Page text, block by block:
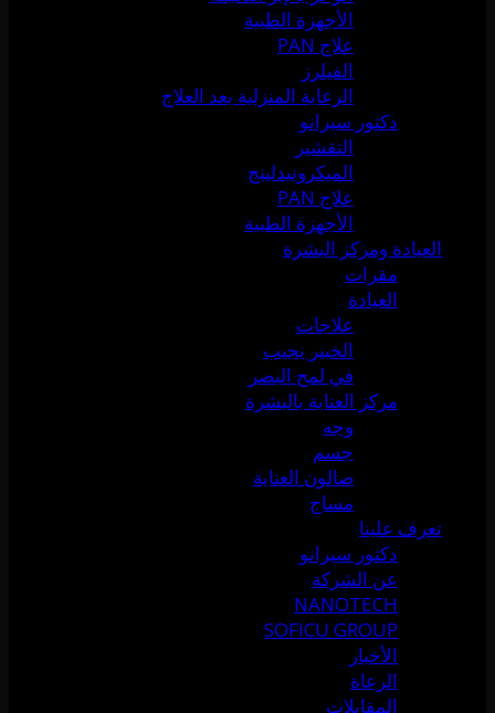
الأجهزة الطبية
علاج PAN
الفيلرز
الرعاية المنزلية بعد العلاج
دكتور سيرانو
التقشير
الميكرونيدلينج
علاج PAN
الأجهزة الطبية
العيادة ومركز البشرة
مقرات
العيادة
علاجات
الخبير يجيب
في لمح البصر
مركز العناية بالبشرة
وجه
جسم
صالون العناية
مساج
تعرف علينا
دكتور سيرانو
عن الشركة
NANOTECH
SOFICU GROUP
الأخبار
الرعاة
المقابلات